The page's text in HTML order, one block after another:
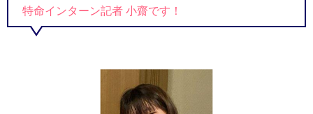
特命インターン記者 小齋です！